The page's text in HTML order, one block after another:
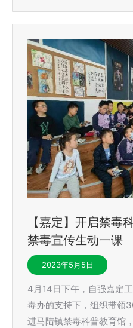
【嘉定】开启禁毒
禁毒宣传生动一课
2023年5月5日
4月14日下午，自强嘉定
毒办的支持下，组织带领
进马陆镇禁毒科普教育馆